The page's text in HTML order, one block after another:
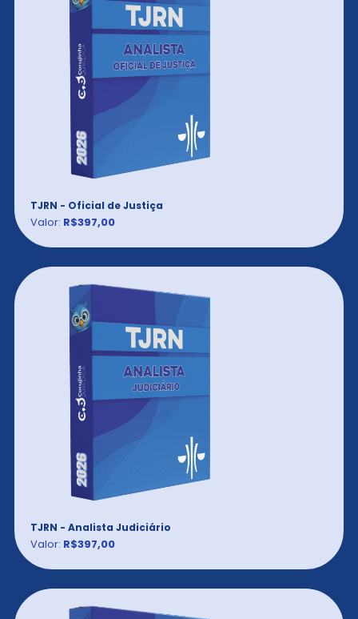
TJRN - Oficial de Justiça
Valor: R$397,00
TJRN - Analista Judiciário
Valor: R$397,00